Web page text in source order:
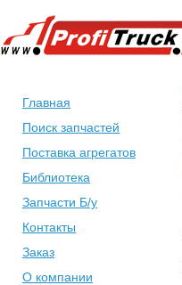
Главная
Поиск запчастей
Поставка агрегатов
Библиотека
Запчасти Б/у
Контакты
Заказ
О компании